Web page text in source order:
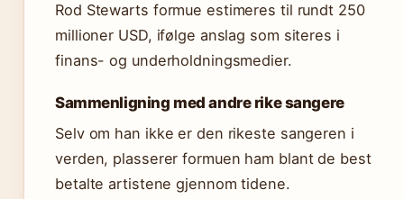
Rod Stewarts formue estimeres til rundt 250
millioner USD, ifølge anslag som siteres i
finans- og underholdningsmedier.
Sammenligning med andre rike sangere
Selv om han ikke er den rikeste sangeren i
verden, plasserer formuen ham blant de best
betalte artistene gjennom tidene.